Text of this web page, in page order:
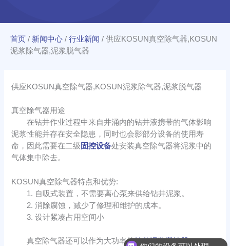
首页 / 新闻中心 / 行业新闻 / 供应KOSUN真空除气器,KOSUN
泥浆除气器,泥浆脱气器
供应KOSUN真空除气器,KOSUN泥浆除气器,泥浆脱气器
真空除气器用途
在钻井作业过程中来自井涌内的钻井液携带的气体影响
泥浆性能并存在安全隐患，同时也会影部分设备的使用寿
命，因此需要在二级 固控设备处安装真空除气器将泥浆中的
气体集中除去。
KOSUN真空除气器特点和优势:
1. 自吸式装置，不需要离心泵来供给钻井泥浆。
2. 消除腐蚀，减少了修理和维护的成本。
3. 设计紧凑占用空间小
真空除气器还可以作为大功率的钻井泥浆搅拌器